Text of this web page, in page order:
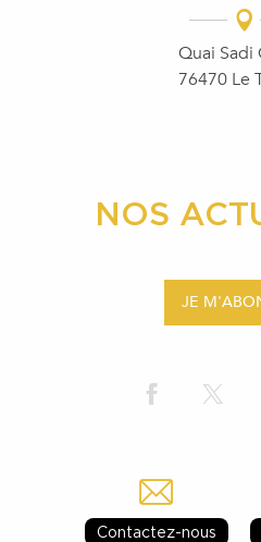
Quai Sadi
76470 Le
NOS
JE
Contactez-nous